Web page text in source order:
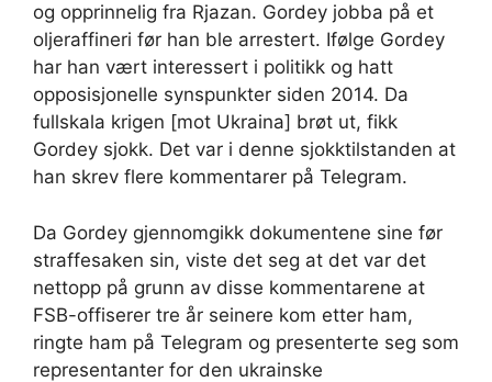
og opprinnelig fra Rjazan. Gordey jobba på et
oljeraffineri før han ble arrestert. Ifølge Gordey
har han vært interessert i politikk og hatt
opposisjonelle synspunkter siden 2014. Da
fullskala krigen [mot Ukraina] brøt ut, fikk
Gordey sjokk. Det var i denne sjokktilstanden at
han skrev flere kommentarer på Telegram.
Da Gordey gjennomgikk dokumentene sine før
straffesaken sin, viste det seg at det var det
nettopp på grunn av disse kommentarene at
FSB-offiserer tre år seinere kom etter ham,
ringte ham på Telegram og presenterte seg som
representanter for den ukrainske